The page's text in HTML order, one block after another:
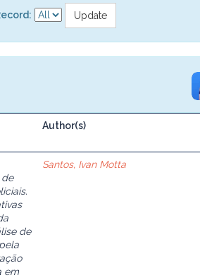
Author(s)
de
em
Santos, Ivan Motta